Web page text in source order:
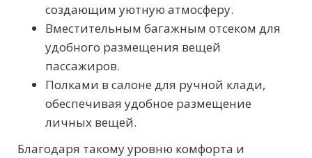
создающим уютную атмосферу.
Вместительным багажным отсеком для
удобного размещения вещей
пассажиров.
Полками в салоне для ручной клади,
обеспечивая удобное размещение
личных вещей.
Благодаря такому уровню комфорта и